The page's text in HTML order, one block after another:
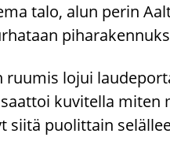
talo, alun perin
ruumis lojui
kuvitella
siitä puolittain